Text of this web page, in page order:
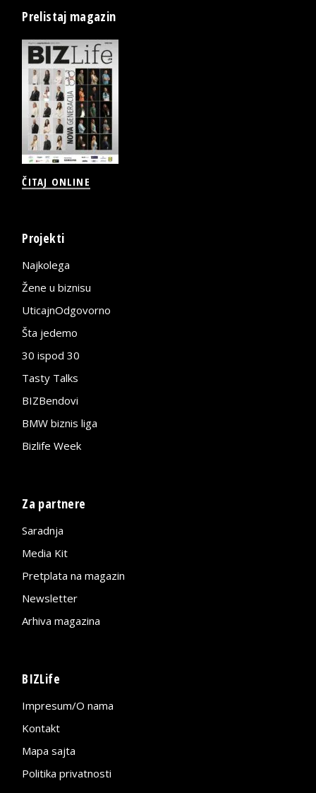
Prelistaj magazin
ČITAJ ONLINE
Projekti
Najkolega
Žene u biznisu
UticajnOdgovorno
Šta jedemo
30 ispod 30
Tasty Talks
BIZBendovi
BMW biznis liga
Bizlife Week
Za partnere
Saradnja
Media Kit
Pretplata na magazin
Newsletter
Arhiva magazina
BIZLife
Impresum/O nama
Kontakt
Mapa sajta
Politika privatnosti